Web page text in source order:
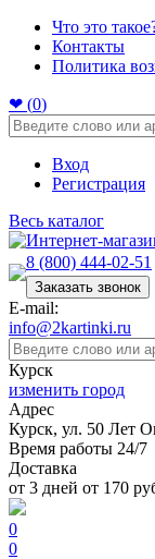
Что это
Контакты
Политика
❤ (0)
Вход
Регистрация
Весь каталог
8 (800) 444-02-51
Заказать звонок
E-mail:
info@2kartinki.ru
Курск
изменить город
Адрес
Курск, ул. 50 Лет
Время работы 24/7
Доставка
от 3 дней от 170
0
0